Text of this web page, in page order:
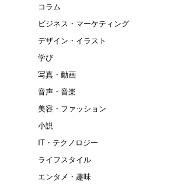
コラム
ビジネス・マーケティング
デザイン・イラスト
学び
写真・動画
音声・音楽
美容・ファッション
小説
IT・テクノロジー
ライフスタイル
エンタメ・趣味